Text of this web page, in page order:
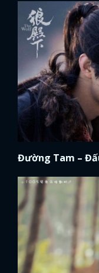
Đường Tam –